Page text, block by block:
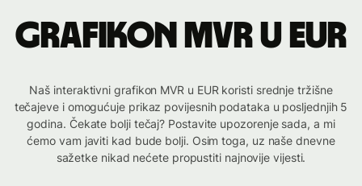
Grafikon MVR u EUR
Naš interaktivni grafikon MVR u EUR koristi srednje tržišne
tečajeve i omogućuje prikaz povijesnih podataka u posljednjih 5
godina. Čekate bolji tečaj? Postavite upozorenje sada, a mi
ćemo vam javiti kad bude bolji. Osim toga, uz naše dnevne
sažetke nikad nećete propustiti najnovije vijesti.